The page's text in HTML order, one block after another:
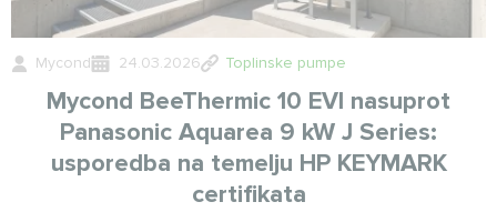
Mycond 24.03.2026 Toplinske pumpe
Mycond BeeThermic 10 EVI nasuprot
Panasonic Aquarea 9 kW J Series:
usporedba na temelju HP KEYMARK
certifikata